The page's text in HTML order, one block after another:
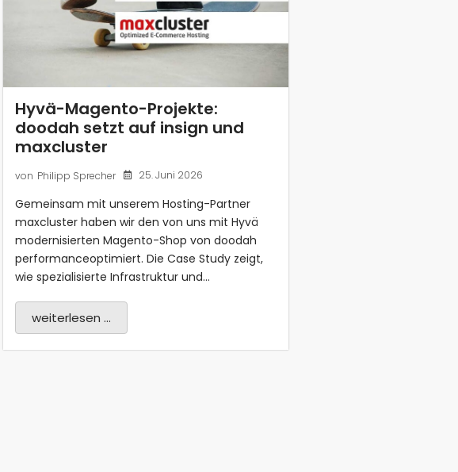
Hyvä-Magento-Projekte:
doodah setzt auf insign und
maxcluster
von Philipp Sprecher 25. Juni 2026
Gemeinsam mit unserem Hosting-Partner
maxcluster haben wir den von uns mit Hyvä
modernisierten Magento-Shop von doodah
performanceoptimiert. Die Case Study zeigt,
wie spezialisierte Infrastruktur und...
weiterlesen ...